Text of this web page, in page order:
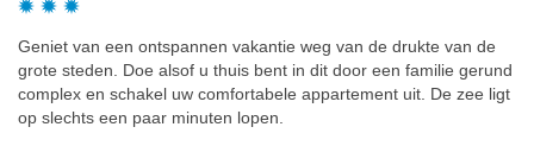
Geniet van een ontspannen vakantie weg van de drukte van de
grote steden. Doe alsof u thuis bent in dit door een familie gerund
complex en schakel uw comfortabele appartement uit. De zee ligt
op slechts een paar minuten lopen.